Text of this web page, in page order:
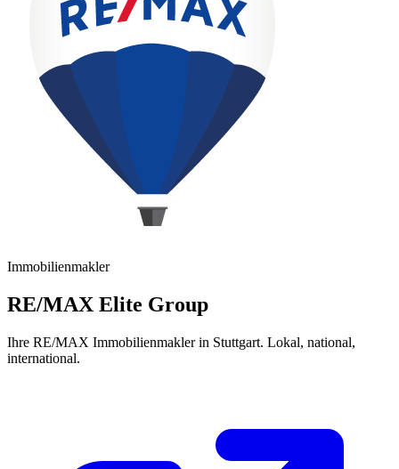
Immobilienmakler
RE/MAX Elite Group
Ihre RE/MAX Immobilienmakler in Stuttgart. Lokal, national,
international.